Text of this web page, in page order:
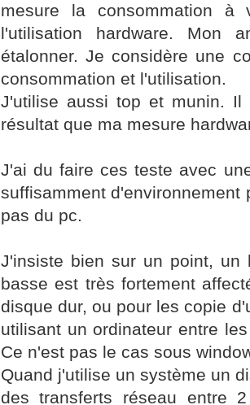
mesure la consommation
l'utilisation hardware. Mon
étalonner. Je considère une
consommation et l'utilisation.
J'utilise aussi top et munin. Il
résultat que ma mesure
J'ai du faire ces teste avec
suffisamment d'environnement
pas du pc.
J'insiste bien sur un point, un
basse est très fortement
disque dur, ou pour les copie
utilisant un ordinateur entre
Ce n'est pas le cas sous
Quand j'utilise un système un
des transferts réseau entre